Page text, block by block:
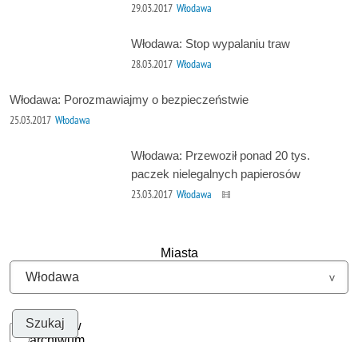
29.03.2017 Włodawa
Włodawa: Stop wypalaniu traw
28.03.2017 Włodawa
Włodawa: Porozmawiajmy o bezpieczeństwie
25.03.2017 Włodawa
Włodawa: Przewoził ponad 20 tys.
paczek nielegalnych papierosów
23.03.2017 Włodawa
Miasta
Szukaj w